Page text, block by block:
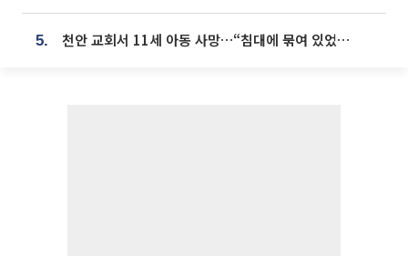
5. 천안 교회서 11세 아동 사망…“침대에 묶여 있었다” 진술 확보